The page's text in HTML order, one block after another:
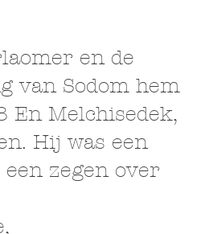
en de
van Sodom hem
En Melchisedek,
Hij was een
zegen over